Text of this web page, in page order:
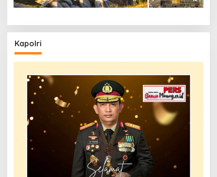
Kapolri